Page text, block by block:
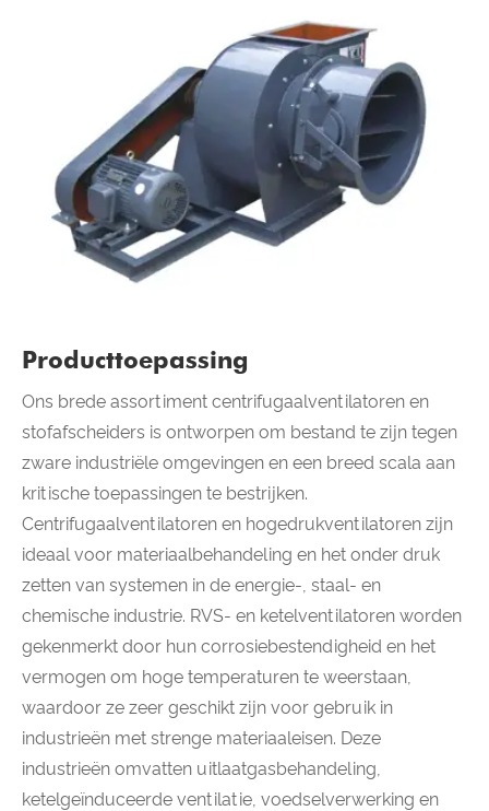
Producttoepassing
Ons brede assortiment centrifugaalventilatoren en
stofafscheiders is ontworpen om bestand te zijn tegen
zware industriële omgevingen en een breed scala aan
kritische toepassingen te bestrijken.
Centrifugaalventilatoren en hogedrukventilatoren zijn
ideaal voor materiaalbehandeling en het onder druk
zetten van systemen in de energie-, staal- en
chemische industrie. RVS- en ketelventilatoren worden
gekenmerkt door hun corrosiebestendigheid en het
vermogen om hoge temperaturen te weerstaan,
waardoor ze zeer geschikt zijn voor gebruik in
industrieën met strenge materiaaleisen. Deze
industrieën omvatten uitlaatgasbehandeling,
ketelgeïnduceerde ventilatie, voedselverwerking en